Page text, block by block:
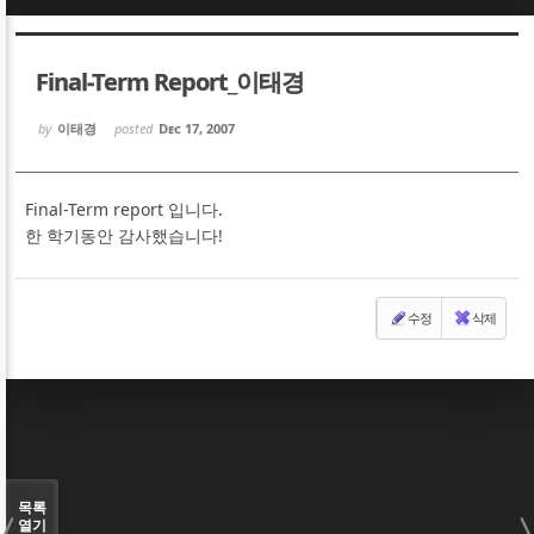
Final-Term Report_이태경
by 이태경 posted Dec 17, 2007
Final-Term report 입니다.
한 학기동안 감사했습니다!
수정 삭제
목록
열기
Sketchbook5, 스케치북5
Sketchbook5, 스케치북5
Sketchbook5, 스케치북5
Sketchbook5, 스케치북5